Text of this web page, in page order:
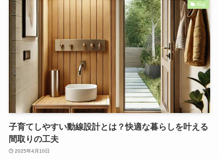
blog
子育てしやすい動線設計とは？快適な暮らしを叶える
間取りの工夫
2025年4月10日